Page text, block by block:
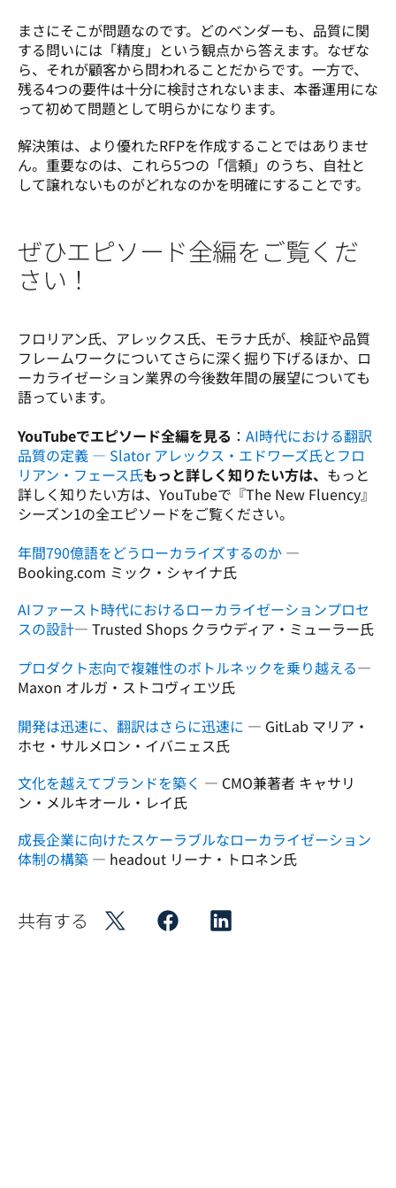
まさにそこが問題なのです。どのベンダーも、品質に関
する問いには「精度」という観点から答えます。なぜな
ら、それが顧客から問われることだからです。一方で、
残る4つの要件は十分に検討されないまま、本番運用にな
って初めて問題として明らかになります。
解決策は、より優れたRFPを作成することではありませ
ん。重要なのは、これら5つの「信頼」のうち、自社と
して譲れないものがどれなのかを明確にすることです。
ぜひエピソード全編をご覧くだ
さい！
フロリアン氏、アレックス氏、モラナ氏が、検証や品質
フレームワークについてさらに深く掘り下げるほか、ロ
ーカライゼーション業界の今後数年間の展望についても
語っています。
YouTubeでエピソード全編を見る ： AI時代における翻訳
品質の定義 ― Slator アレックス・エドワーズ氏とフロ
リアン・フェース氏もっと詳しく知りたい方は、 もっと
詳しく知りたい方は、YouTubeで『The New Fluency』
シーズン1の全エピソードをご覧ください。
年間790億語をどうローカライズするのか ―
Booking.com ミック・シャイナ氏
AIファースト時代におけるローカライゼーションプロセ
スの設計
プロダクト志向で複雑性のボトルネックを乗り越える―
開発は迅速に、翻訳はさらに迅速に ― GitLab マリア・
ホセ・サルメロン・イバニェス氏
文化を越えてブランドを築く ― CMO兼著者 キャサリ
ン・メルキオール・レイ氏
成長企業に向けたスケーラブルなローカライゼーション
体制の構築 — headout リーナ・トロネン氏
共有する